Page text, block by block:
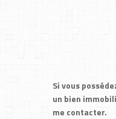
Si vous
un bien
me contacter.